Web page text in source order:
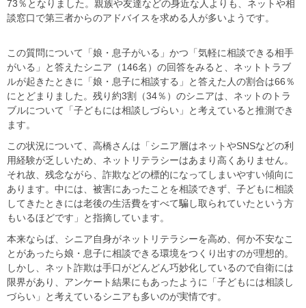
73％となりました。親族や友達などの身近な人よりも、ネットや相
談窓口で第三者からのアドバイスを求める人が多いようです。
この質問について「娘・息子がいる」かつ「気軽に相談できる相手
がいる」と答えたシニア（146名）の回答をみると、ネットトラブ
ルが起きたときに「娘・息子に相談する」と答えた人の割合は66％
にとどまりました。残り約3割（34％）のシニアは、ネットのトラ
ブルについて「子どもには相談しづらい」と考えていると推測でき
ます。
この状況について、高橋さんは「シニア層はネットやSNSなどの利
用経験が乏しいため、ネットリテラシーはあまり高くありません。
それ故、残念ながら、詐欺などの標的になってしまいやすい傾向に
あります。中には、被害にあったことを相談できず、子どもに相談
してきたときには老後の生活費をすべて騙し取られていたという方
もいるほどです」と指摘しています。
本来ならば、シニア自身がネットリテラシーを高め、何か不安なこ
とがあったら娘・息子に相談できる環境をつくり出すのが理想的。
しかし、ネット詐欺は手口がどんどん巧妙化しているので自衛には
限界があり、アンケート結果にもあったように「子どもには相談し
づらい」と考えているシニアも多いのが実情です。